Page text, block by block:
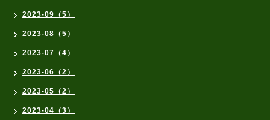
2023-09（5）
2023-08（5）
2023-07（4）
2023-06（2）
2023-05（2）
2023-04（3）